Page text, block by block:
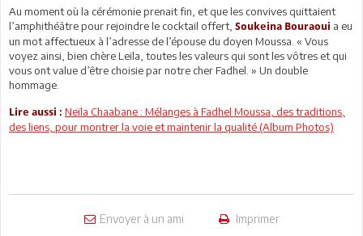
Au moment où la cérémonie prenait fin, et que les convives quittaient
l’amphithéâtre pour rejoindre le cocktail offert, Soukeina Bouraoui a eu
un mot affectueux à l’adresse de l’épouse du doyen Moussa. « Vous
voyez ainsi, bien chère Leila, toutes les valeurs qui sont les vôtres et qui
vous ont value d’être choisie par notre cher Fadhel. » Un double
hommage.
Lire aussi : Neïla Chaabane : Mélanges à Fadhel Moussa, des traditions,
des liens, pour montrer la voie et maintenir la qualité (Album Photos)
Envoyer à un ami Imprimer